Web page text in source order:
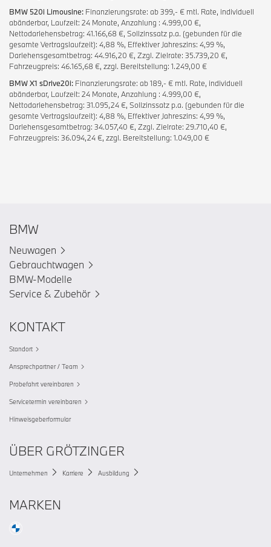
BMW 520i Limousine: Finanzierungsrate: ab 399,- € mtl. Rate, individuell
abänderbar, Laufzeit: 24 Monate, Anzahlung : 4.999,00 €,
Nettodarlehensbetrag: 41.166,68 €, Sollzinssatz p.a. (gebunden für die
gesamte Vertragslaufzeit): 4,88 %, Effektiver Jahreszins: 4,99 %,
Darlehensgesamtbetrag: 44.916,20 €, Zzgl. Zielrate: 35.739,20 €,
Fahrzeugpreis: 46.165,68 €, zzgl. Bereitstellung: 1.249,00 €
BMW X1 sDrive20i: Finanzierungsrate: ab 189,- € mtl. Rate, individuell
abänderbar, Laufzeit: 24 Monate, Anzahlung : 4.999,00 €,
Nettodarlehensbetrag: 31.095,24 €, Sollzinssatz p.a. (gebunden für die
gesamte Vertragslaufzeit): 4,88 %, Effektiver Jahreszins: 4,99 %,
Darlehensgesamtbetrag: 34.057,40 €, Zzgl. Zielrate: 29.710,40 €,
Fahrzeugpreis: 36.094,24 €, zzgl. Bereitstellung: 1.049,00 €
BMW
Neuwagen
Gebrauchtwagen
BMW-Modelle
Service & Zubehör
KONTAKT
Standort
Ansprechpartner / Team
Probefahrt vereinbaren
Servicetermin vereinbaren
Hinweisgeberformular
ÜBER GRÖTZINGER
Unternehmen Karriere Ausbildung
MARKEN